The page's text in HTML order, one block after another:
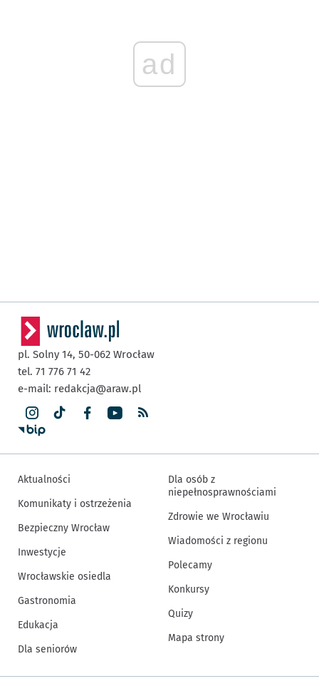
ad
pl. Solny 14, 50-062 Wrocław
tel. 71 776 71 42
e-mail: redakcja@araw.pl
Aktualności
Komunikaty i ostrzeżenia
Bezpieczny Wrocław
Inwestycje
Wrocławskie osiedla
Gastronomia
Edukacja
Dla seniorów
Dla osób z
niepełnosprawnościami
Zdrowie we Wrocławiu
Wiadomości z regionu
Polecamy
Konkursy
Quizy
Mapa strony